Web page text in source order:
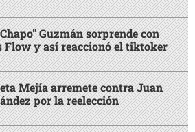
Guzmán sorprende con
Flow y así reaccionó el tiktoker
Mejía arremete contra Juan
por la reelección